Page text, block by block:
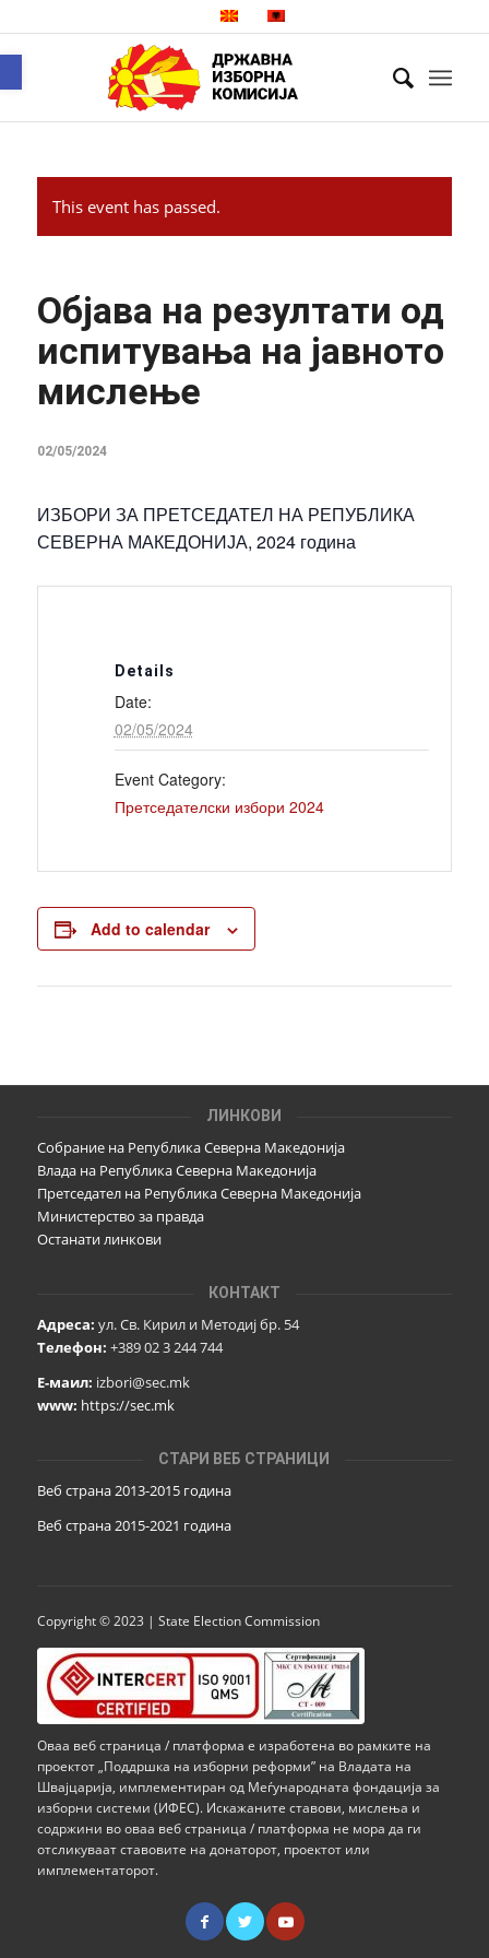
This event has passed.
Објава на резултати од
испитувања на јавното
мислење
02/05/2024
ИЗБОРИ ЗА ПРЕТСЕДАТЕЛ НА РЕПУБЛИКА
СЕВЕРНА МАКЕДОНИЈА, 2024 година
Details
Date:
02/05/2024
Event Category:
Претседателски избори 2024
Add to calendar
ЛИНКОВИ
Собрание на Република Северна Македонија
Влада на Република Северна Македонија
Претседател на Република Северна Македонија
Министерство за правда
Останати линкови
КОНТАКТ
Адреса: ул. Св. Кирил и Методиј бр. 54
Телефон: +389 02 3 244 744
Е-маил: izbori@sec.mk
www: https://sec.mk
СТАРИ ВЕБ СТРАНИЦИ
Веб страна 2013-2015 година
Веб страна 2015-2021 година
Copyright © 2023 | State Election Commission
Оваа веб страница / платформа е изработена во рамките на
проектот „Поддршка на изборни реформи” на Владата на
Швајцарија, имплементиран од Меѓународната фондација за
изборни системи (ИФЕС). Искажаните ставови, мислења и
содржини во оваа веб страница / платформа не мора да ги
отсликуваат ставовите на донаторот, проектот или
имплементаторот.
Open toolbar